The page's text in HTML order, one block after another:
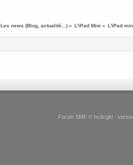
Les news (Blog, actualité...) » L'iPad Mini » L'iPad
Forum SMF © hvdcgkl -